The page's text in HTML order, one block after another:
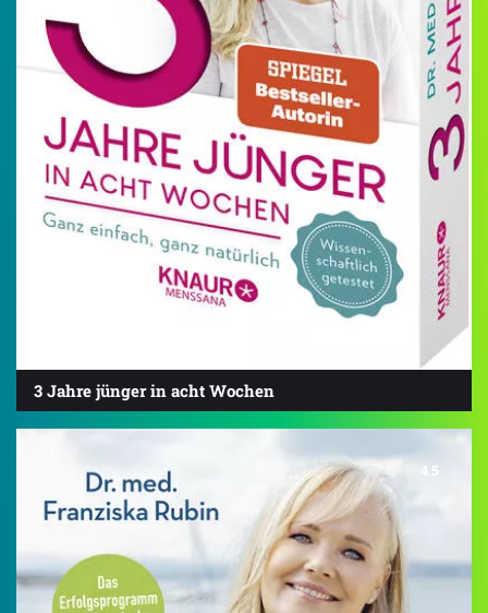
3 Jahre jünger in acht Wochen
4.5